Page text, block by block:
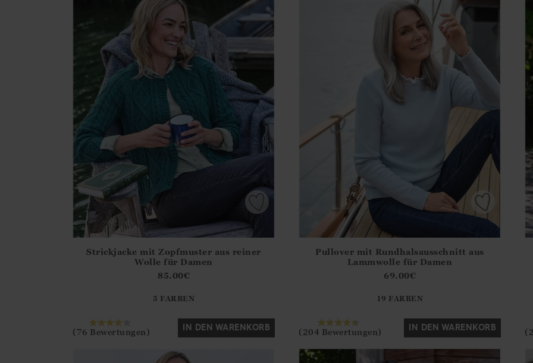
Athena.Core.Domain.Models.ProductSizeModel?.Sizes?.FirstOrDefault()?.ExpectedDate
?? ""
Ja Nein
Strickjacke mit Zopfmuster aus reiner
Wolle für Damen
85.00€
5 FARBEN
(76 Bewertungen) IN DEN WARENKORB
?? ""
Ja Nein
Pullover mit Rundhalsausschnitt aus
Lammwolle für Damen
69.00€
19 FARBEN
(204 Bewertungen) IN DEN WARENKORB